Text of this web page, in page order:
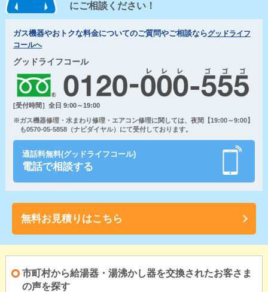
にご相談ください！
ガス機器やおトクな料金についてのご質問やご相談ならグッドライフ
コールへ
グッドライフコール
[受付時間］全日 9:00～19:00
※ガス機器修理・水まわり修理・エアコン修理に関しては、夜間【19:00～9:00】
も0570-05-5858（ナビダイヤル）にて受付しております。
通話料無料(グッドライフコール)
電話で相談する
無料お見積りはこちら
市町村から給湯器・湯沸かし器を交換されたお客さま
の声を探す